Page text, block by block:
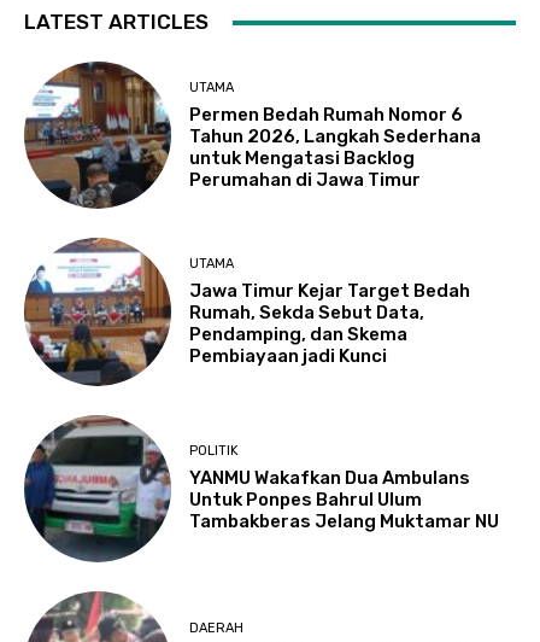
LATEST ARTICLES
UTAMA
Permen Bedah Rumah Nomor 6
Tahun 2026, Langkah Sederhana
untuk Mengatasi Backlog
Perumahan di Jawa Timur
UTAMA
Jawa Timur Kejar Target Bedah
Rumah, Sekda Sebut Data,
Pendamping, dan Skema
Pembiayaan jadi Kunci
POLITIK
YANMU Wakafkan Dua Ambulans
Untuk Ponpes Bahrul Ulum
Tambakberas Jelang Muktamar NU
DAERAH